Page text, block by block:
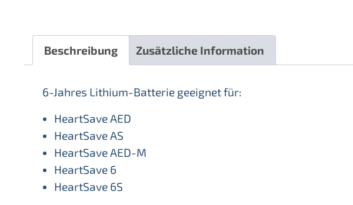
Beschreibung Zusätzliche Information
6-Jahres Lithium-Batterie geeignet für:
HeartSave AED
HeartSave AS
HeartSave AED-M
HeartSave 6
HeartSave 6S